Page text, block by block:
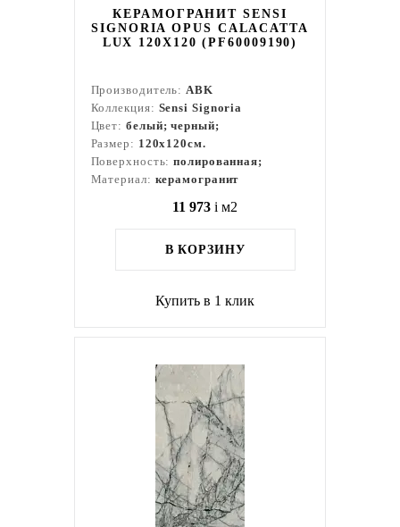
КЕРАМОГРАНИТ SENSI
SIGNORIA OPUS CALACATTA
LUX 120Х120 (PF60009190)
Производитель:ABK
Коллекция: Sensi Signoria
Цвет: белый; черный;
Размер: 120x120см.
Поверхность:полированная;
Материал: керамогранит
11 973 i м2
В КОРЗИНУ
Купить в 1 клик